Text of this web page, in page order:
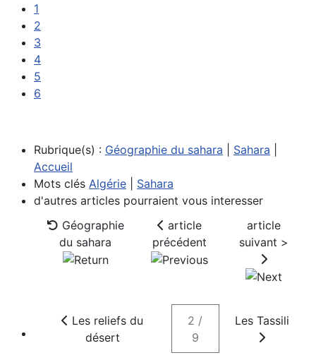
1
2
3
4
5
6
Rubrique(s) : Géographie du sahara Sahara
Accueil
Mots clés Algérie
Sahara
d'autres articles pourraient vous interesser
Géographie
du sahara
article
précédent
article
suivant >
Les reliefs du
désert
2 /
9
Les Tassili